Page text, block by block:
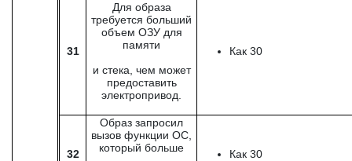
31
Для образа
требуется больший
объем ОЗУ для
памяти
и стека, чем может
предоставить
электропривод.
Как 30
32
Образ запросил
вызов функции ОС,
который больше
Как 30